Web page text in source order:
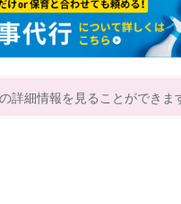
詳細情報を見ることができま